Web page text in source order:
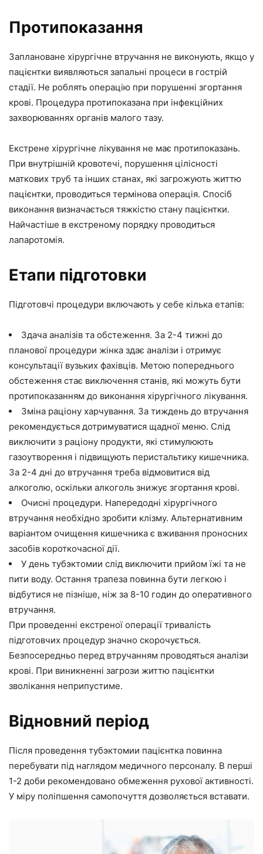
Протипоказання
Заплановане хірургічне втручання не виконують, якщо у
пацієнтки виявляються запальні процеси в гострій
стадії. Не роблять операцію при порушенні згортання
крові. Процедура протипоказана при інфекційних
захворюваннях органів малого тазу.
Екстрене хірургічне лікування не має протипоказань.
При внутрішній кровотечі, порушення цілісності
маткових труб та інших станах, які загрожують життю
пацієнтки, проводиться термінова операція. Спосіб
виконання визначається тяжкістю стану пацієнтки.
Найчастіше в екстреному порядку проводиться
лапаротомія.
Етапи підготовки
Підготовчі процедури включають у себе кілька етапів:
Здача аналізів та обстеження. За 2-4 тижні до
планової процедури жінка здає аналізи і отримує
консультації вузьких фахівців. Метою попереднього
обстеження стає виключення станів, які можуть бути
протипоказанням до виконання хірургічного лікування.
Зміна раціону харчування. За тиждень до втручання
рекомендується дотримуватися щадної меню. Слід
виключити з раціону продукти, які стимулюють
газоутворення і підвищують перистальтику кишечника.
За 2-4 дні до втручання треба відмовитися від
алкоголю, оскільки алкоголь знижує згортання крові.
Очисні процедури. Напередодні хірургічного
втручання необхідно зробити клізму. Альтернативним
варіантом очищення кишечника є вживання проносних
засобів короткочасної дії.
У день тубэктомии слід виключити прийом їжі та не
пити воду. Остання трапеза повинна бути легкою і
відбутися не пізніше, ніж за 8-10 годин до оперативного
втручання.
При проведенні екстреної операції тривалість
підготовчих процедур значно скорочується.
Безпосередньо перед втручанням проводяться аналізи
крові. При виникненні загрози життю пацієнтки
зволікання неприпустиме.
Відновний період
Після проведення тубэктомии пацієнтка повинна
перебувати під наглядом медичного персоналу. В перші
1-2 доби рекомендовано обмеження рухової активності.
У міру поліпшення самопочуття дозволяється вставати.